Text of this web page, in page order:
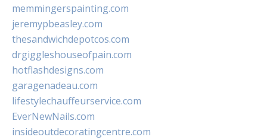
memmingerspainting.com
jeremypbeasley.com
thesandwichdepotcos.com
drgiggleshouseofpain.com
hotflashdesigns.com
garagenadeau.com
lifestylechauffeurservice.com
EverNewNails.com
insideoutdecoratingcentre.com